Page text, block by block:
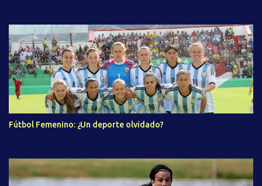
Fútbol Femenino: ¿Un deporte olvidado?